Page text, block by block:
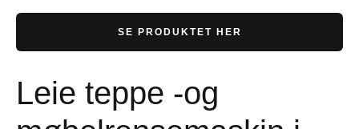
SE PRODUKTET HER
Leie teppe -og